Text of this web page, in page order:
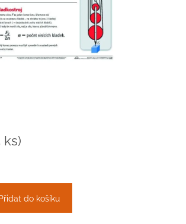
ks)
Přidat do košíku